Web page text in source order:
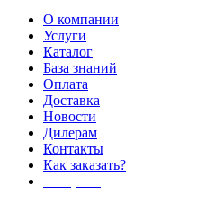
О компании
Услуги
Каталог
База знаний
Оплата
Доставка
Новости
Дилерам
Контакты
Как заказать?